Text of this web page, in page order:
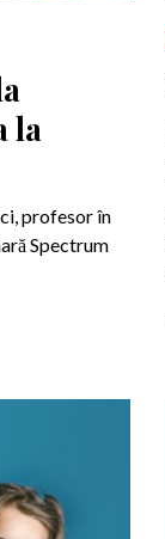
la
profesor în
Spectrum